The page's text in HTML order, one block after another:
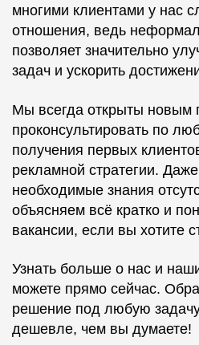
многими клиентами у нас
отношения, ведь
позволяет значительно
задач и ускорить
Мы всегда открыты новым
проконсультировать по
получения первых
рекламной стратегии.
необходимые знания
объясняем всё кратко и
вакансии, если вы хотите
Узнать больше о нас и
можете прямо сейчас.
решение под любую
дешевле, чем вы думаете!